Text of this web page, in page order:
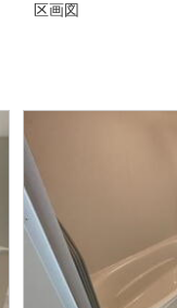
区画図